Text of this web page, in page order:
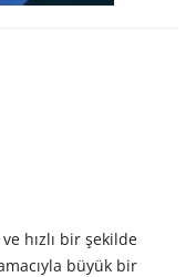
hızlı bir şekilde
büyük bir